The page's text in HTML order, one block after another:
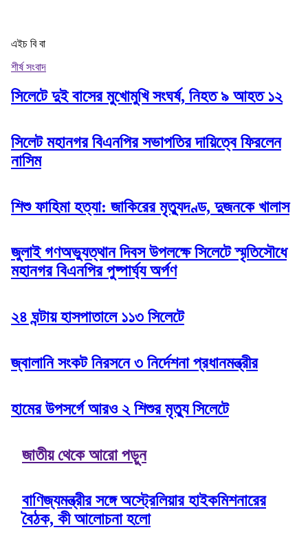
এইচ বি বা
শীর্ষ সংবাদ
সিলেটে দুই বাসের মুখোমুখি সংঘর্ষ, নিহত ৯ আহত ১২
সিলেট মহানগর বিএনপির সভাপতির দায়িত্বে ফিরলেন
নাসিম
শিশু ফাহিমা হত্যা: জাকিরের মৃত্যুদণ্ড, দুজনকে খালাস
জুলাই গণঅভ্যুত্থান দিবস উপলক্ষে সিলেটে স্মৃতিসৌধে
মহানগর বিএনপির পুষ্পার্ঘ্য অর্পণ
২৪ ঘন্টায় হাসপাতালে ১১৩ সিলেটে
জ্বালানি সংকট নিরসনে ৩ নির্দেশনা প্রধানমন্ত্রীর
হামের উপসর্গে আরও ২ শিশুর মৃত্যু সিলেটে
জাতীয় থেকে আরো পড়ুন
বাণিজ্যমন্ত্রীর সঙ্গে অস্ট্রেলিয়ার হাইকমিশনারের
বৈঠক, কী আলোচনা হলো